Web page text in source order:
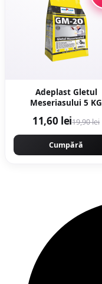
Adeplast Gletul
Meseriasului 5 KG
11,60 lei19,90 lei
Cumpără